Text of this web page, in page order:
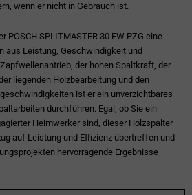
wenn er nicht in Gebrauch ist.
SPLITMASTER 30 FW PZG eine
aus Leistung, Geschwindigkeit und
der hohen Spaltkraft, der
liegenden Holzbearbeitung und den
ist er ein unverzichtbares
durchführen. Egal, ob Sie ein
Heimwerker sind, dieser Holzspalter
auf Leistung und Effizienz übertreffen und
hervorragende Ergebnisse